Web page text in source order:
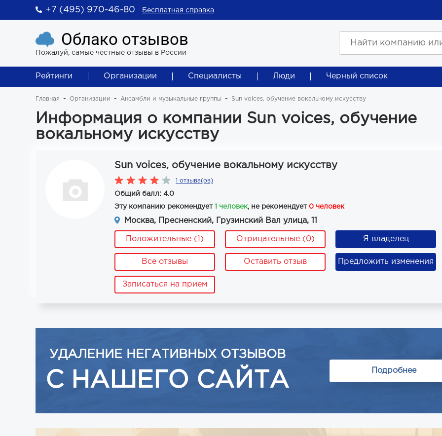
+7 (495) 970-46-80 Бесплатная справка
Облако отзывов
Пожалуй, самые честные отзывы в России
Рейтинги Организации Специалисты Люди Черный список
Главная Организации Ансамбли и музыкальные группы Sun voices, обучение вокальному искусству
Информация о компании Sun voices, обучение
вокальному искусству
Sun voices, обучение вокальному искусству
1 отзыва(ов)
Общий балл: 4.0
Эту компанию рекомендует 1 человек, не рекомендует 0 человек
Москва, Пресненский, Грузинский Вал улица, 11
Положительные (1) Отрицательные (0) Я владелец
Все отзывы Оставить отзыв Предложить изменения
Записаться на прием
УДАЛЕНИЕ НЕГАТИВНЫХ ОТЗЫВОВ
С НАШЕГО САЙТА Подробнее